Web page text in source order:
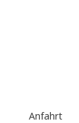
Anfahrt